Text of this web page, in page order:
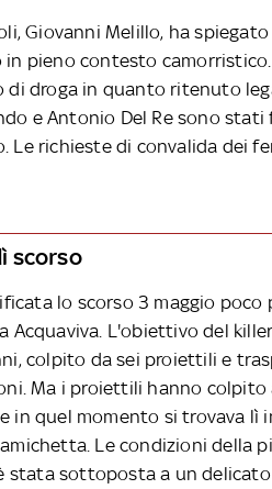
Giovanni Melillo, ha
in pieno contesto
droga in quanto ritenuto
e Antonio Del Re sono
Le richieste di convalida dei
scorso
lo scorso 3 maggio
Acquaviva. L'obiettivo del
colpito da sei proiettili e
Ma i proiettili hanno colpito
in quel momento si trovava lì
Le condizioni della
stata sottoposta a un